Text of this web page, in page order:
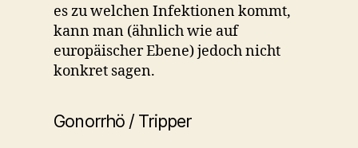
es zu welchen Infektionen kommt,
kann man (ähnlich wie auf
europäischer Ebene) jedoch nicht
konkret sagen.
Gonorrhö / Tripper